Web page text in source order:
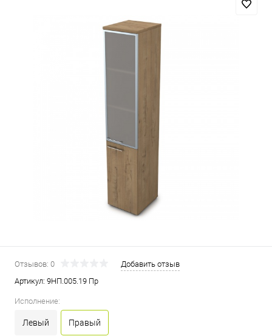
Отзывов: 0
Добавить отзыв
Артикул: 9НП.005.19 Пр
Исполнение:
Левый Правый